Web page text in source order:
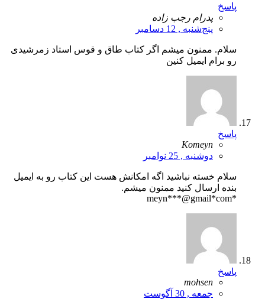
پاسخ
پدرام رجب زاده
پنج‌شنبه , 12 دسامبر
سلام. ممنون میشم اگر کتاب طاق و قوس استاد زمرشیدی
رو برام ایمیل کنین
پاسخ
Komeyn
دوشنبه , 25 نوامبر
سلام خسته نباشید اگه امکانش هست این کتاب رو به ایمیل
بنده ارسال کنید ممنون میشم.
*meyn***@gmail*com
پاسخ
mohsen
جمعه , 30 آگوست